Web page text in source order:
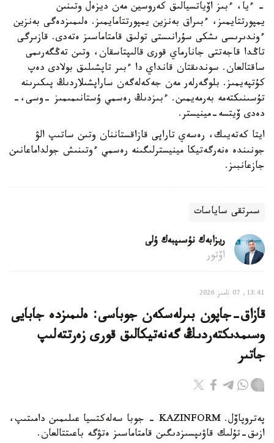
- ءيا، ءبىز اۆياتسيالىق كەروسين مەن ديزەل وتىنىن
يمپورتتايمىز، ءبىراق بەنزين يمپورتتامايمىز. ەلىمىزدەگى بەنزين
ءوندىرىسى ىشكى سۇرانىستى تولىق قامتاماسىز ەتەدى. قازىرگى
تاڭدا قاجەتتى جانارماي قورى قالىپتاسقان، وتىن تەڭگەرىمى
ساقتالعان. سوندىقتان قانداي دا ءبىر تاپشىلىق بولادى دەپ
كۇتپەيمىز. بلوگەرلەر مەن جەكەلەگەن ساراپشىلاردىڭ پىكىرىنە
تۇسىنىكتەمە بەرمەيمىن. ءبىزدىڭ رەسمي ۇستانىمىمىز -وسى،-
دەدى ۆيتسە-مينيستر.
ايتا كەتەيىك، رەسەي تاراپى قازاقستاننان وتىن ساتىپ الۋ
جونىندە ەنەرگەتيكا مينيسترلىگىنە رەسمي ءوتىنىش جولداماعانىن
جازعانبىز.
سىرتقى ساياسات
ريزابەك نۇسىپبەك ۇلى
اۆتور
13:41, 07 تامىز 2026
قازاق-جاپون بىرلەسكەن جوباسى: ەلىمىزدە جابايى
وسىمدىكتەردىڭ گەنەتيكالىق قورى زەرتتەلىپ
جاتىر
پەتروپاۆل. KAZINFORM - جوبا سەلەكتسيا عىلىمىن دامىتىپ،
ازىق-تۇلىك قاۋىپسىزدىگىن قامتاماسىز ەتۋگە باعىتتالعان.